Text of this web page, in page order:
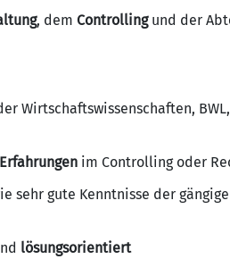
, dem Controllingund der
Wirtschaftswissenschaften,
im Controlling oder
sehr gute Kenntnisse der
lösungsorientiert